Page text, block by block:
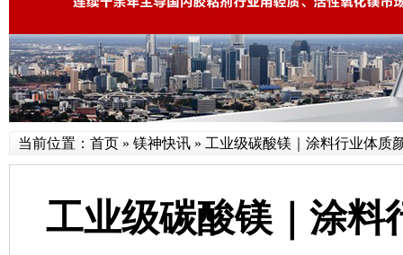
当前位置： 首页 » 镁神快讯 » 工业级碳酸镁｜涂料行业体质
工业级碳酸镁｜涂料